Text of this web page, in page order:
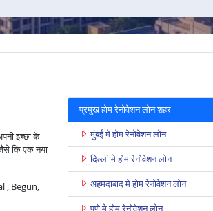
इच्छा के
कि एक नया
, Begun,
प्रमुख होम रेनोवेशन लोन शहर
मुंबई मे होम रेनोवेशन लोन
दिल्ली मे होम रेनोवेशन लोन
अहमदाबाद मे होम रेनोवेशन लोन
पुणे मे होम रेनोवेशन लोन